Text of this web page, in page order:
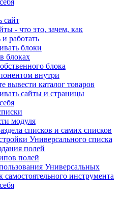
сайт
- что это, зачем, как
и работать
блоки
блоках
блока
внутри
вывести каталог товаров
сайты и страницы
модуля
списков и самих списков
Универсального списка
полей
полей
Универсальных
самостоятельного инструмента